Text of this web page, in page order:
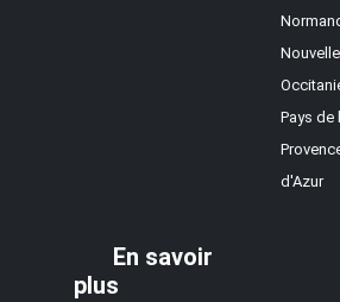
Pays de
d'Azur
En savoir
plus